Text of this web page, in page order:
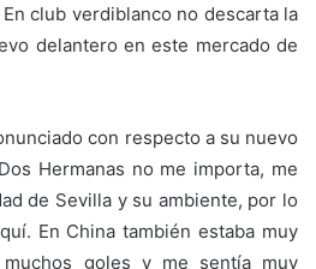
club verdiblanco no descarta la
delantero en este mercado de
con respecto a su nuevo
Hermanas no me importa, me
de Sevilla y su ambiente, por lo
En China también estaba muy
muchos goles y me sentía muy